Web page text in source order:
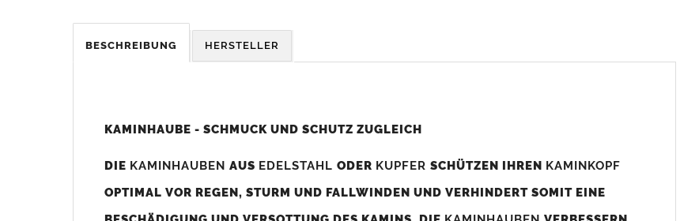
Was sollten Sie beim Kauf beachten?
Standardbohrungen?
BESCHREIBUNG HERSTELLER
KAMINHAUBE - SCHMUCK UND SCHUTZ ZUGLEICH
DIE KAMINHAUBEN AUS EDELSTAHL ODER KUPFER SCHÜTZEN IHREN KAMINKOPF
OPTIMAL VOR REGEN, STURM UND FALLWINDEN UND VERHINDERT SOMIT EINE